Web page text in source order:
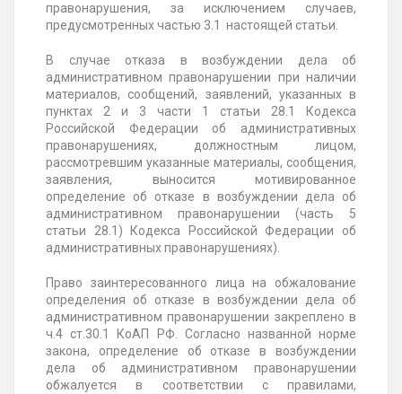
правонарушения, за исключением случаев,
предусмотренных частью 3.1 настоящей статьи.
В случае отказа в возбуждении дела об
административном правонарушении при наличии
материалов, сообщений, заявлений, указанных в
пунктах 2 и 3 части 1 статьи 28.1 Кодекса
Российской Федерации об административных
правонарушениях, должностным лицом,
рассмотревшим указанные материалы, сообщения,
заявления, выносится мотивированное
определение об отказе в возбуждении дела об
административном правонарушении (часть 5
статьи 28.1) Кодекса Российской Федерации об
административных правонарушениях).
Право заинтересованного лица на обжалование
определения об отказе в возбуждении дела об
административном правонарушении закреплено в
ч.4 ст.30.1 КоАП РФ. Согласно названной норме
закона, определение об отказе в возбуждении
дела об административном правонарушении
обжалуется в соответствии с правилами,